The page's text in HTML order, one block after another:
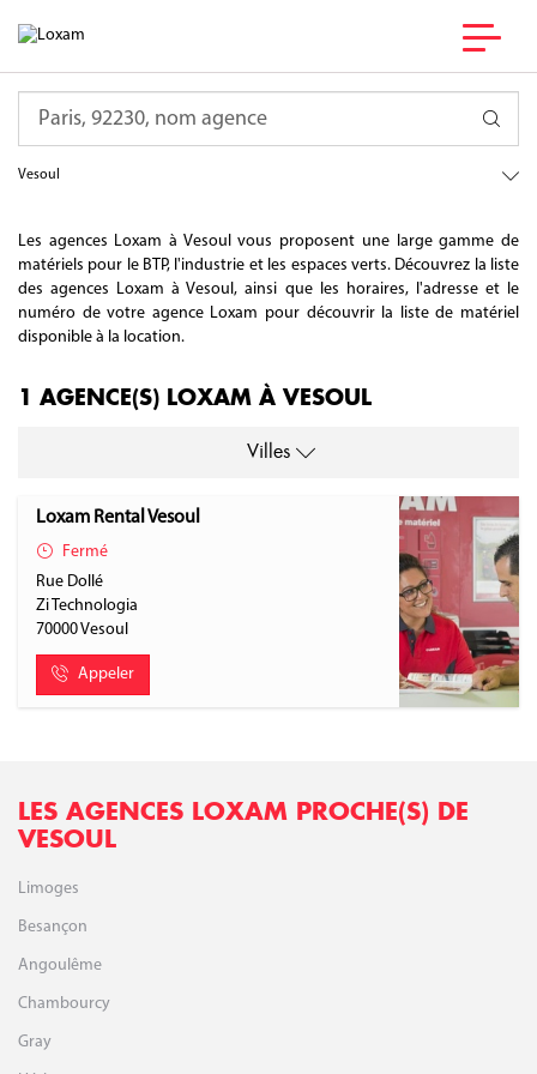
Vesoul
Les agences Loxam à Vesoul vous proposent une large gamme de
matériels pour le BTP, l'industrie et les espaces verts. Découvrez la liste
des agences Loxam à Vesoul, ainsi que les horaires, l'adresse et le
numéro de votre agence Loxam pour découvrir la liste de matériel
disponible à la location.
1 AGENCE(S) LOXAM À VESOUL
Villes
Loxam Rental Vesoul
Fermé
Rue Dollé
Zi Technologia
70000Vesoul
Appeler
LES AGENCES LOXAM PROCHE(S) DE
VESOUL
Limoges
Besançon
Angoulême
Chambourcy
Gray